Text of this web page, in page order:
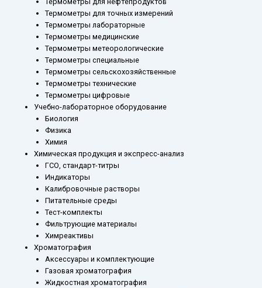
Термометры для точных измерений
Термометры лабораторные
Термометры медицинские
Термометры метеорологические
Термометры специальные
Термометры сельскохозяйственные
Термометры технические
Термометры цифровые
Учебно-лабораторное оборудование
Биология
Физика
Химия
Химическая продукция и экспресс-анализ
ГСО, стандарт-титры
Индикаторы
Калибровочные растворы
Питательные среды
Тест-комплекты
Фильтрующие материалы
Химреактивы
Хроматография
Аксессуары и комплектующие
Газовая хроматография
Жидкостная хроматография